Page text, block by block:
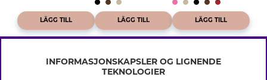
LÄGG TILL LÄGG TILL LÄGG TILL
INFORMASJONSKAPSLER OG LIGNENDE
TEKNOLOGIER